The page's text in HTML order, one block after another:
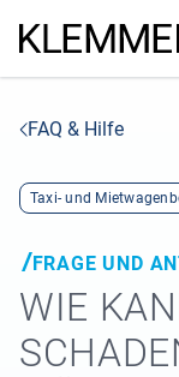
FAQ & Hilfe
Taxi- und
FRAGE UND
WIE